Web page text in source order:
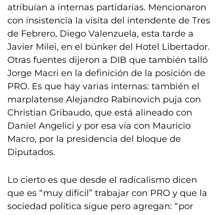
atribuían a internas partidarias. Mencionaron
con insistencia la visita del intendente de Tres
de Febrero, Diego Valenzuela, esta tarde a
Javier Milei, en el búnker del Hotel Libertador.
Otras fuentes dijeron a DIB que también talló
Jorge Macri en la definición de la posición de
PRO. Es que hay varias internas: también el
marplatense Alejandro Rabinovich puja con
Christian Gribaudo, que está alineado con
Daniel Angelici y por esa vía con Mauricio
Macro, por la presidencia del bloque de
Diputados.
Lo cierto es que desde el radicalismo dicen
que es “muy difícil” trabajar con PRO y que la
sociedad política sigue pero agregan: “por